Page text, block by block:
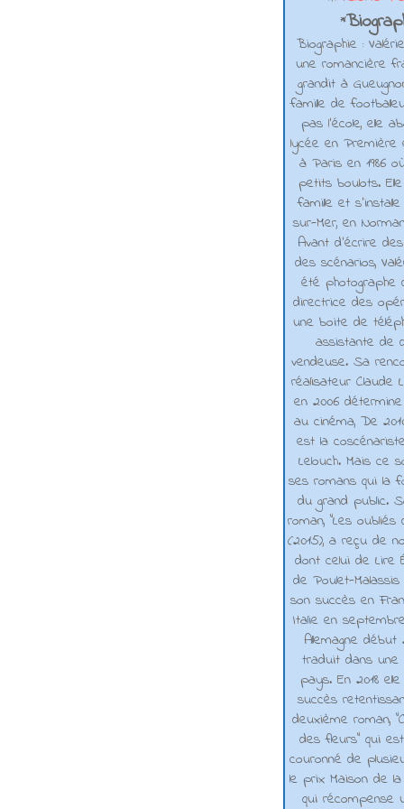
*
Biographie :
une romancière
grandit à
famille de
pas l'école, elle
lycée en
à Paris en 1986
petits boulots.
famille et
sur-Mer, en
Avant d’écrire
des scénarios,
été photographe
directrice des
une boite de
assistante de
vendeuse. Sa
réalisateur Claude
en 2006
au cinéma, De
est la
Lelouch. Mais ce
ses romans qui la
du grand public.
roman, "Les oubliés
(2015), a reçu de
dont celui de Lire
de Poulet-
son succès en
Italie en
Allemagne début
traduit dans une
pays. En 2018
succès
deuxième roman,
des fleurs" qui
couronné de
le prix Maison de la
qui récompense